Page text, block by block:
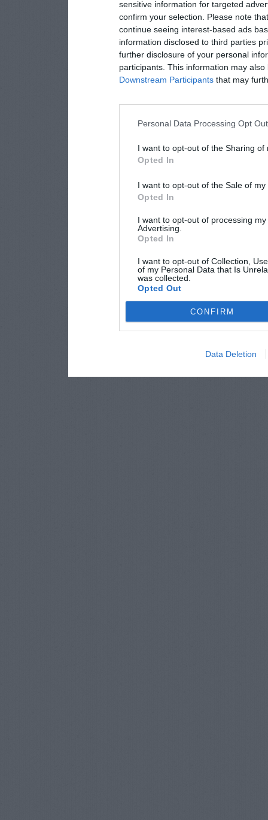
sensitive information for targeted
confirm your selection. Please note
continue seeing interest-based ads
information disclosed to third parties
further disclosure of your personal
participants. This information may
Downstream Participants that may
Personal Data Processing Opt
I want to opt-out of the Sharing of
Opted In
I want to opt-out of the Sale of
Opted In
I want to opt-out of processing
Advertising.
Opted In
I want to opt-out of Collection,
of my Personal Data that Is
was collected.
Opted Out
CONFIRM
Data Deletion